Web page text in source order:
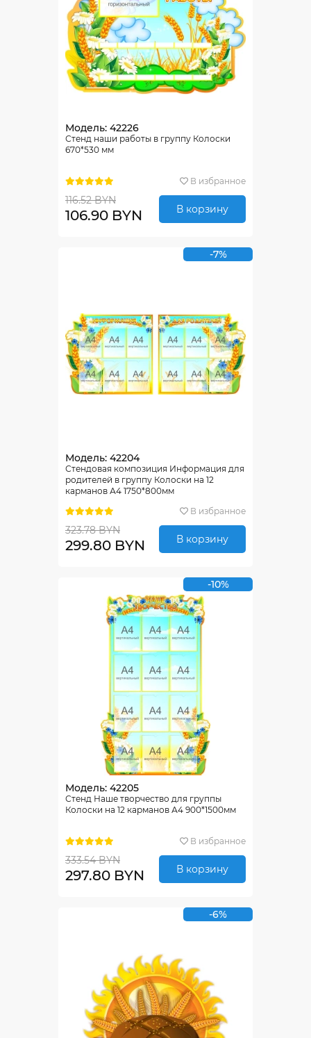
Модель: 42226
Стенд наши работы в группу Колоски
670*530 мм
В избранное
116.52 BYN
106.90 BYN В корзину
-7%
Модель: 42204
Стендовая композиция Информация для
родителей в группу Колоски на 12
карманов А4 1750*800мм
В избранное
323.78 BYN
299.80 BYN В корзину
-10%
Модель: 42205
Стенд Наше творчество для группы
Колоски на 12 карманов А4 900*1500мм
В избранное
333.54 BYN
297.80 BYN В корзину
-6%